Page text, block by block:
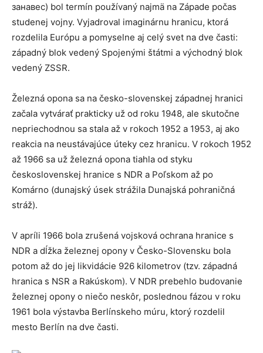
занавес) bol termín používaný najmä na Západe počas
studenej vojny. Vyjadroval imaginárnu hranicu, ktorá
rozdelila Európu a pomyselne aj celý svet na dve časti:
západný blok vedený Spojenými štátmi a východný blok
vedený ZSSR.
Železná opona sa na česko-slovenskej západnej hranici
začala vytvárať prakticky už od roku 1948, ale skutočne
nepriechodnou sa stala až v rokoch 1952 a 1953, aj ako
reakcia na neustávajúce úteky cez hranicu. V rokoch 1952
až 1966 sa už železná opona tiahla od styku
československej hranice s NDR a Poľskom až po
Komárno (dunajský úsek strážila Dunajská pohraničná
stráž).
V apríli 1966 bola zrušená vojsková ochrana hranice s
NDR a dĺžka železnej opony v Česko-Slovensku bola
potom až do jej likvidácie 926 kilometrov (tzv. západná
hranica s NSR a Rakúskom). V NDR prebehlo budovanie
železnej opony o niečo neskôr, poslednou fázou v roku
1961 bola výstavba Berlínskeho múru, ktorý rozdelil
mesto Berlín na dve časti.